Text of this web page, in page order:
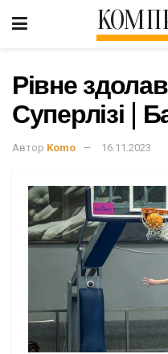
Рівне
Суперлізі |
Автор Komo 16.11.2023